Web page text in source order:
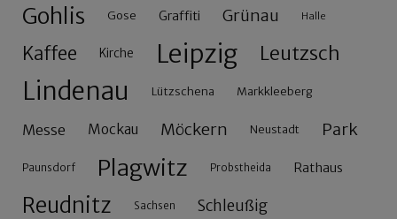
Gohlis Gose Graffiti Grünau Halle
Kaffee Kirche Leipzig Leutzsch
Lindenau Lützschena Markkleeberg
Messe Mockau Möckern Neustadt Park
Paunsdorf Plagwitz Probstheida Rathaus
Reudnitz Sachsen Schleußig